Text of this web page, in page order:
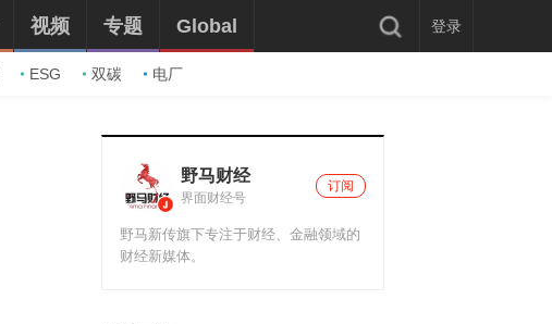
ESG 双碳 电厂
视频 专题 Global 登录
野马财经
界面财经号
订阅
野马新传旗下专注于财经、金融领域的
财经新媒体。